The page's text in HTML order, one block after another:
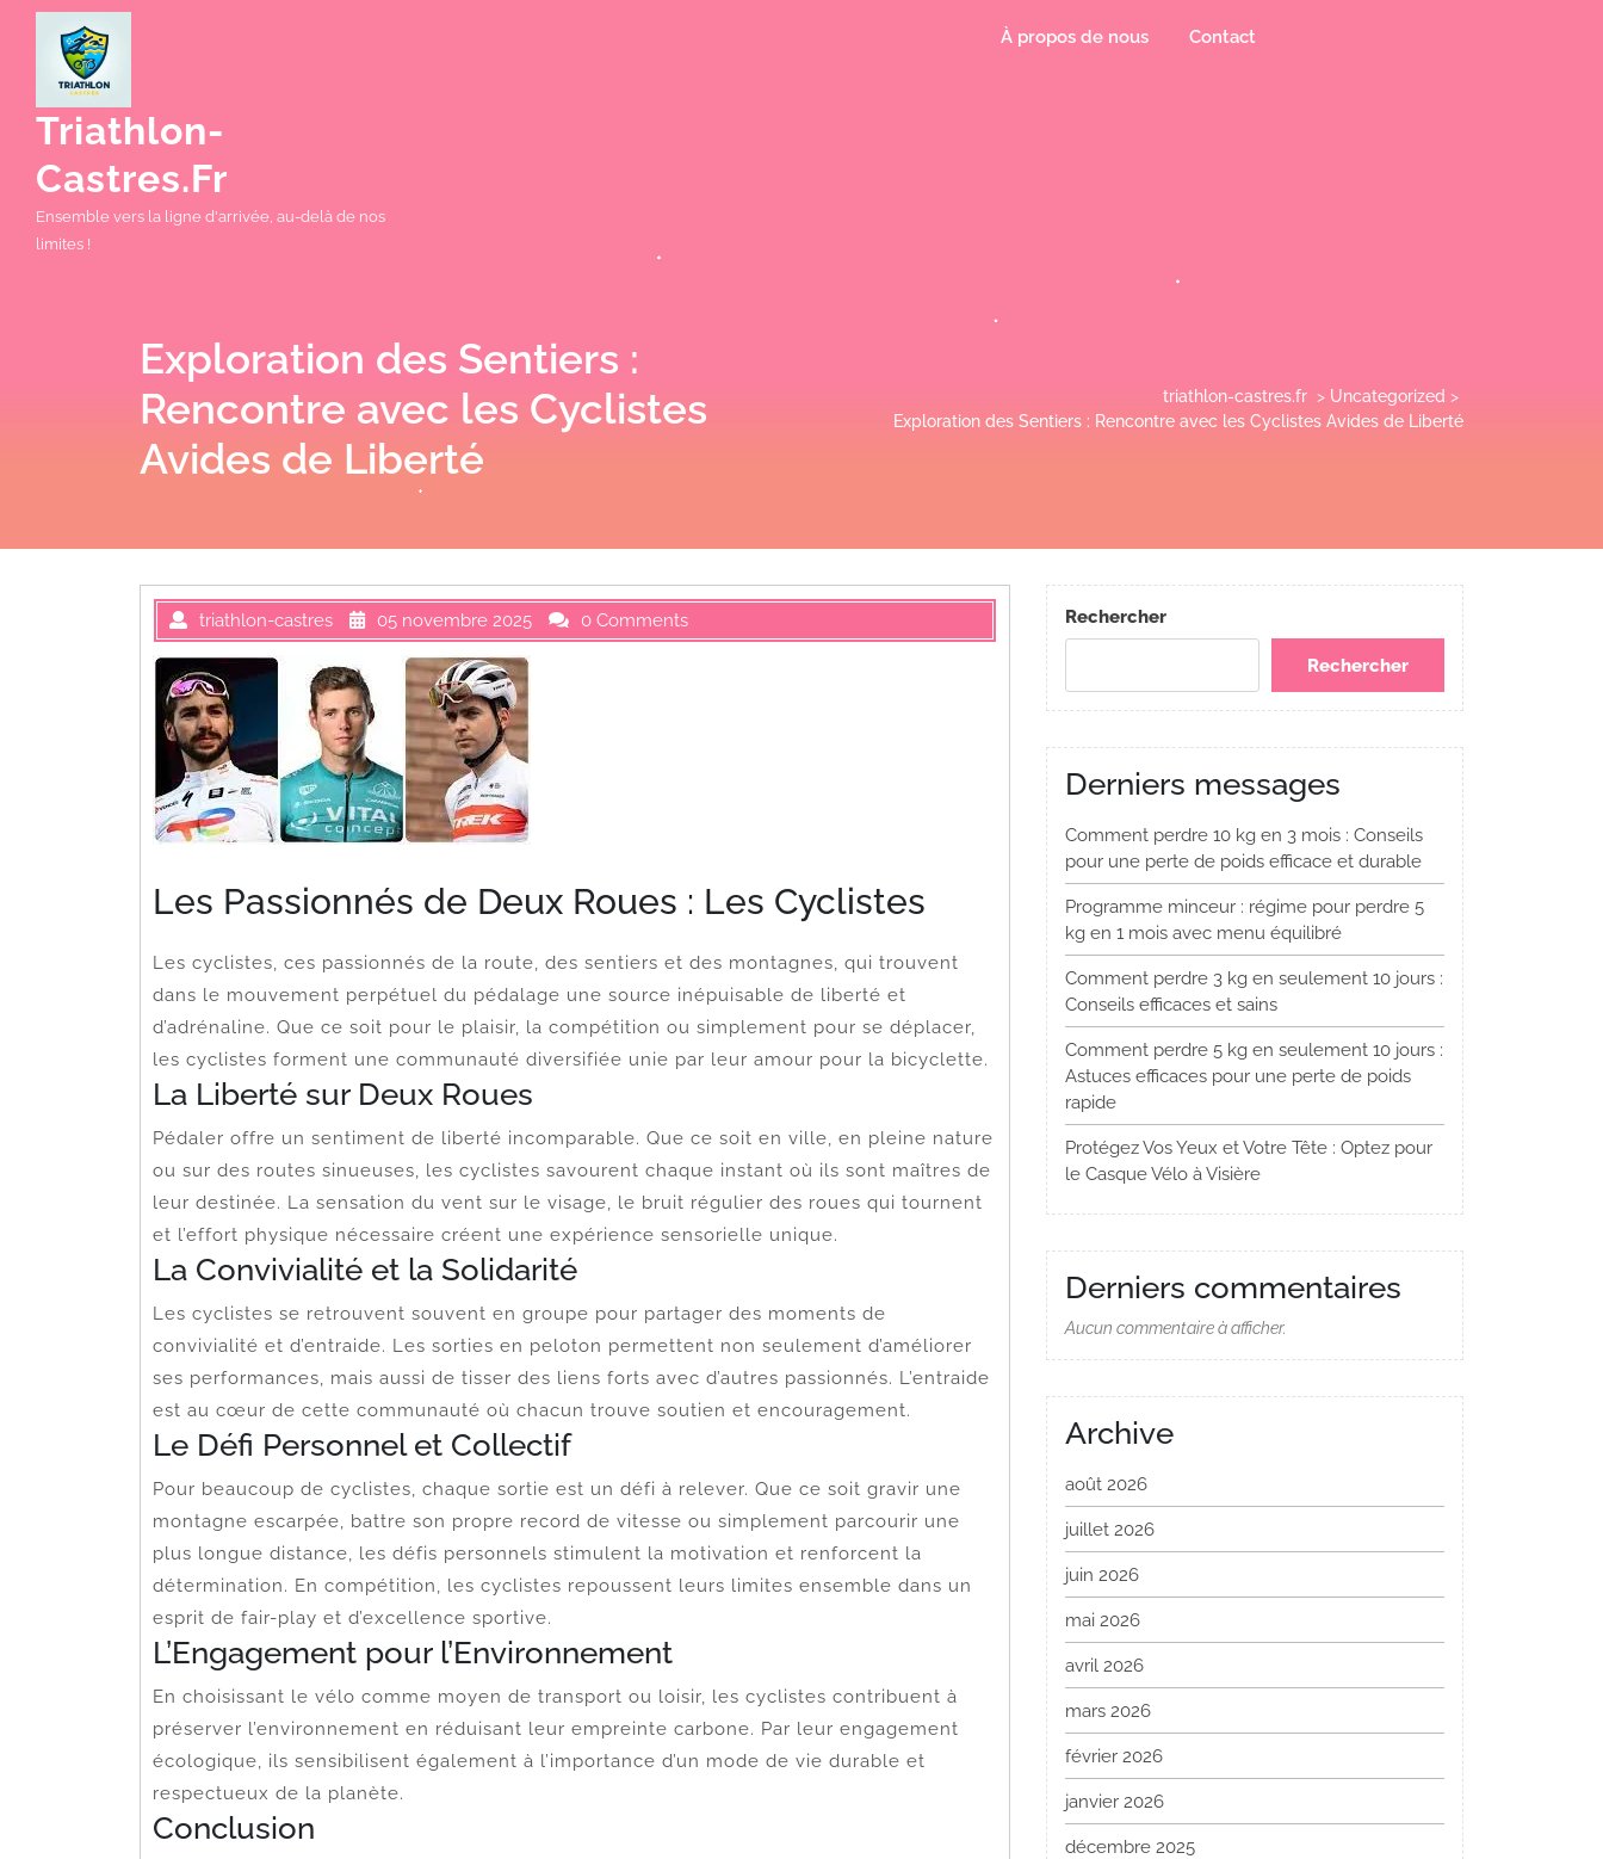
Triathlon-
Castres.fr
Ensemble vers la ligne d'arrivée, au-delà de nos
limites !
À propos de nous Contact
Exploration des Sentiers :
Rencontre avec les Cyclistes
Avides de Liberté
triathlon-castres.fr > Uncategorized >
Exploration des Sentiers : Rencontre avec les Cyclistes Avides de Liberté
triathlon-castres 05 novembre 2025 0 Comments
Les Passionnés de Deux Roues : Les Cyclistes
Les cyclistes, ces passionnés de la route, des sentiers et des montagnes, qui trouvent
dans le mouvement perpétuel du pédalage une source inépuisable de liberté et
d’adrénaline. Que ce soit pour le plaisir, la compétition ou simplement pour se déplacer,
les cyclistes forment une communauté diversifiée unie par leur amour pour la bicyclette.
La Liberté sur Deux Roues
Pédaler offre un sentiment de liberté incomparable. Que ce soit en ville, en pleine nature
ou sur des routes sinueuses, les cyclistes savourent chaque instant où ils sont maîtres de
leur destinée. La sensation du vent sur le visage, le bruit régulier des roues qui tournent
et l’effort physique nécessaire créent une expérience sensorielle unique.
La Convivialité et la Solidarité
Les cyclistes se retrouvent souvent en groupe pour partager des moments de
convivialité et d’entraide. Les sorties en peloton permettent non seulement d’améliorer
ses performances, mais aussi de tisser des liens forts avec d’autres passionnés. L’entraide
est au cœur de cette communauté où chacun trouve soutien et encouragement.
Le Défi Personnel et Collectif
Pour beaucoup de cyclistes, chaque sortie est un défi à relever. Que ce soit gravir une
montagne escarpée, battre son propre record de vitesse ou simplement parcourir une
plus longue distance, les défis personnels stimulent la motivation et renforcent la
détermination. En compétition, les cyclistes repoussent leurs limites ensemble dans un
esprit de fair-play et d’excellence sportive.
L’Engagement pour l’Environnement
En choisissant le vélo comme moyen de transport ou loisir, les cyclistes contribuent à
préserver l’environnement en réduisant leur empreinte carbone. Par leur engagement
écologique, ils sensibilisent également à l’importance d’un mode de vie durable et
respectueux de la planète.
Conclusion
Rechercher
Rechercher
Derniers messages
Comment perdre 10 kg en 3 mois : Conseils
pour une perte de poids efficace et durable
Programme minceur : régime pour perdre 5
kg en 1 mois avec menu équilibré
Comment perdre 3 kg en seulement 10 jours :
Conseils efficaces et sains
Comment perdre 5 kg en seulement 10 jours :
Astuces efficaces pour une perte de poids
rapide
Protégez Vos Yeux et Votre Tête : Optez pour
le Casque Vélo à Visière
Derniers commentaires
Aucun commentaire à afficher.
Archive
août 2026
juillet 2026
juin 2026
mai 2026
avril 2026
mars 2026
février 2026
janvier 2026
décembre 2025